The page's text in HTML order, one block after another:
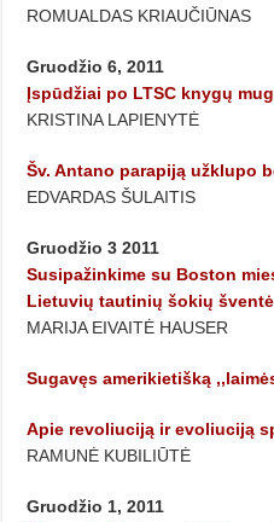
ROMUALDAS KRIAUČIŪNAS
Gruodžio 6, 2011
Įspūdžiai po LTSC knygų
KRISTINA LAPIENYTĖ
Šv. Antano parapiją užklupo
EDVARDAS ŠULAITIS
Gruodžio 3 2011
Susipažinkime su Boston
Lietuvių tautinių šokių šventė
MARIJA EIVAITĖ HAUSER
Sugavęs amerikietišką
Apie revoliuciją ir evoliuciją
RAMUNĖ KUBILIŪTĖ
Gruodžio 1, 2011